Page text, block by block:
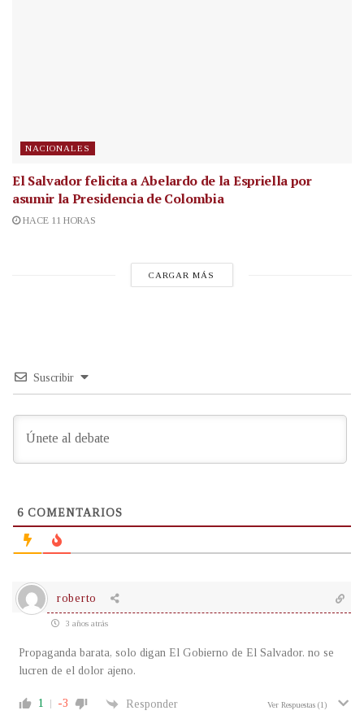
NACIONALES
El Salvador felicita a Abelardo de la Espriella por
asumir la Presidencia de Colombia
HACE 11 HORAS
CARGAR MÁS
Suscribir
6 COMENTARIOS
roberto
3 años atrás
Propaganda barata, solo digan El Gobierno de El Salvador. no se
lucren de el dolor ajeno.
1 -3 Responder Ver Respuestas (1)